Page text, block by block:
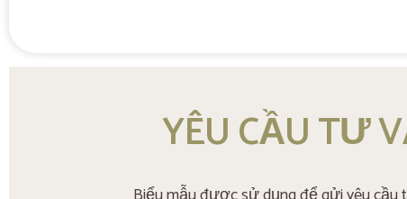
YÊU CẦU TƯ